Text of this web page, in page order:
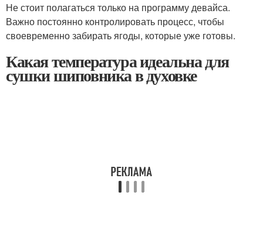
Не стоит полагаться только на программу девайса.
Важно постоянно контролировать процесс, чтобы
своевременно забирать ягоды, которые уже готовы.
Какая температура идеальна для
сушки шиповника в духовке